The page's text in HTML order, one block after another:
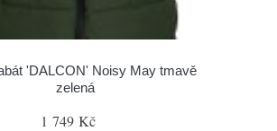
'DALCON' Noisy May tmavě
zelená
1 749 Kč